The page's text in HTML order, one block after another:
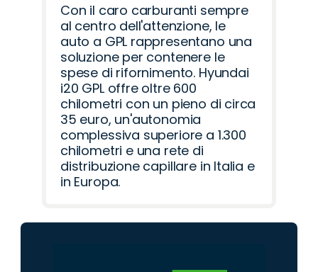
Con il caro carburanti sempre
al centro dell'attenzione, le
auto a GPL rappresentano una
soluzione per contenere le
spese di rifornimento. Hyundai
i20 GPL offre oltre 600
chilometri con un pieno di circa
35 euro, un'autonomia
complessiva superiore a 1.300
chilometri e una rete di
distribuzione capillare in Italia e
in Europa.